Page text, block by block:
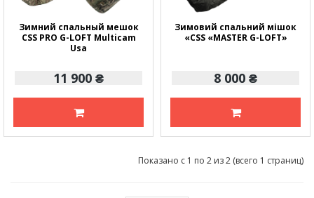
Зимний спальный мешок
CSS PRO G-LOFT Multicam
Usa
11 900 ₴
Зимовий спальний мішок
«CSS «MASTER G-LOFT»
8 000 ₴
Показано с 1 по 2 из 2 (всего 1 страниц)